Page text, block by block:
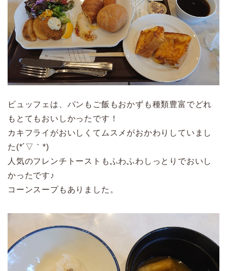
ビュッフェは、パンもご飯もおかずも種類豊富でどれ
もとてもおいしかったです！
カキフライがおいしくてムスメがおかわりしていまし
た(*´▽｀*)
人気のフレンチトーストもふわふわしっとりでおいし
かったです♪
コーンスープもありました。